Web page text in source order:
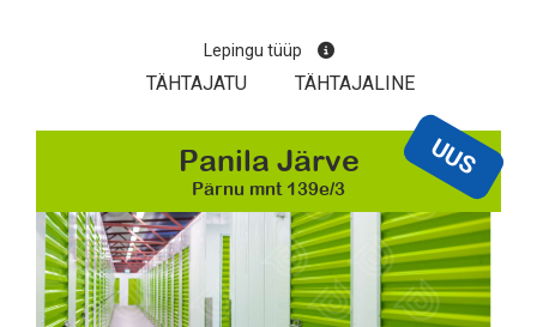
Lepingu tüüp
TÄHTAJATU TÄHTAJALINE
Panila Järve
Pärnu mnt 139e/3
UUS